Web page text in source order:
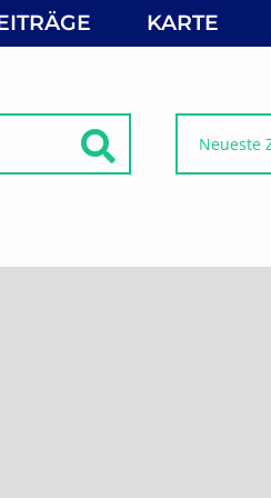
KARTE
SUCHEN